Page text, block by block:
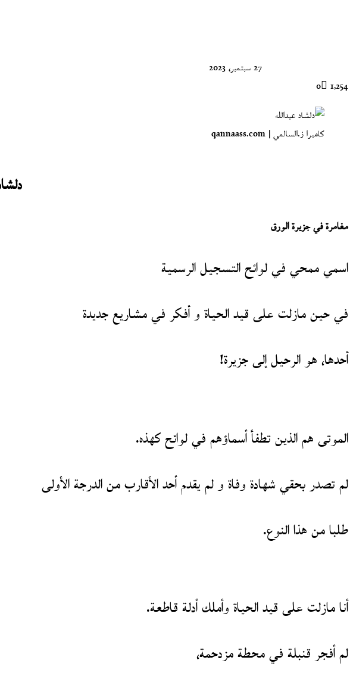
27 سبتمبر، 2023
0 1٬254
كاميرا ز.السالمي | qannaass.com
مغامرة في جزيرة الورق
اسمي ممحي في لوائح التسجيل الرسمية
في حين مازلت على قيد الحياة و أفكر في مشاريع جديدة
أحدها، هو الرحيل إلى جزيرة!
الموتى هم الذين تطفأ أسماؤهم في لوائح كهذه.
لم تصدر بحقي شهادة وفاة و لم يقدم أحد الأقارب من الدرجة الأولى
طلبا من هذا النوع.
أنا مازلت على قيد الحياة وأملك أدلة قاطعة.
لم أفجر قنبلة في محطة مزدحمة،